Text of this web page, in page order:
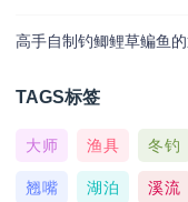
高手自制钓鲫鲤草鳊鱼
TAGS标签
大师 渔具 冬钓
翘嘴 湖泊 溪流